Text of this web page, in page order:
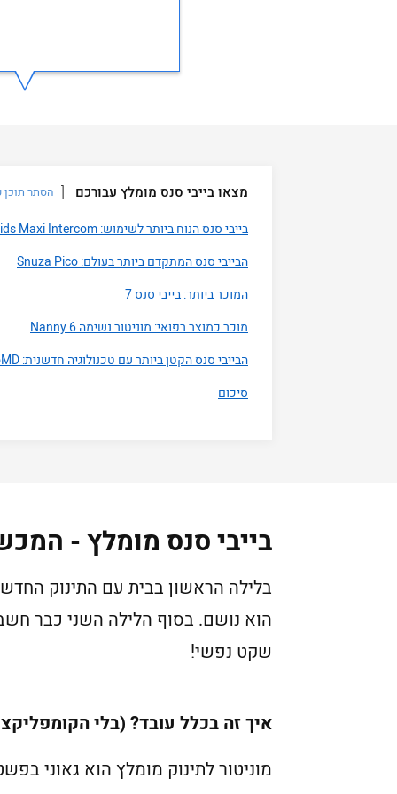
מצאו בייבי סנס מומלץ עבורכם הסתר תוכן
בייבי סנס הנוח ביותר לשימוש: 4DKids Maxi Intercom
הבייבי סנס המתקדם ביותר בעולם: Snuza Pico
המוכר ביותר: בייבי סנס 7
מוכר כמוצר רפואי: מוניטור נשימה 6 Nanny
הבייבי סנס הקטן ביותר עם טכנולוגיה חדשנית: Snuza HeroMD
סיכום
בייבי סנס מומלץ -
בלילה הראשון בבית עם התינוק
הוא נושם. בסוף הלילה השני כבר
שקט נפשי!
איך זה בכלל עובד? (בלי
מוניטור לתינוק מומלץ הוא גאוני